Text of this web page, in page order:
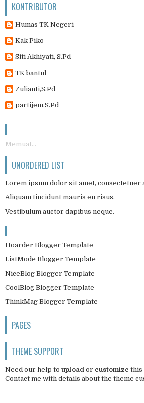
KONTRIBUTOR
Humas TK Negeri
Kak Piko
Siti Akhiyati, S.Pd
TK bantul
Zulianti,S.Pd
partijem,S.Pd
Memuat...
UNORDERED LIST
Lorem ipsum dolor sit amet, consectetuer
Aliquam tincidunt mauris eu risus.
Vestibulum auctor dapibus neque.
Hoarder Blogger Template
ListMode Blogger Template
NiceBlog Blogger Template
CoolBlog Blogger Template
ThinkMag Blogger Template
PAGES
THEME SUPPORT
Need our help to upload or customize this
Contact me with details about the theme